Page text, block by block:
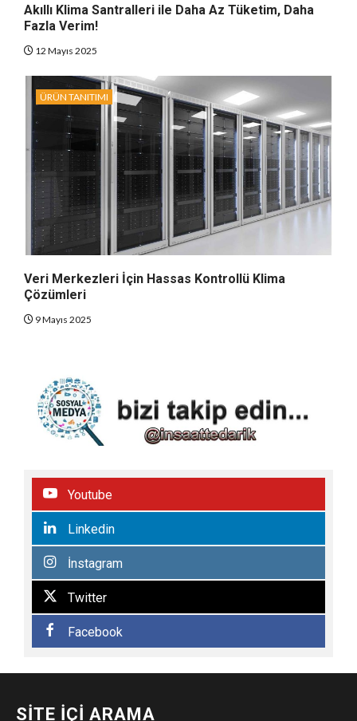
Akıllı Klima Santralleri ile Daha Az Tüketim, Daha
Fazla Verim!
12 Mayıs 2025
ÜRÜN TANITIMI
Veri Merkezleri İçin Hassas Kontrollü Klima
Çözümleri
9 Mayıs 2025
Youtube
Linkedin
İnstagram
Twitter
Facebook
SITE İÇI ARAMA